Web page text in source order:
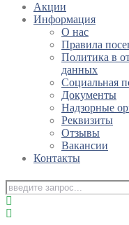
Акции
Информация
О нас
Правила
Политика в
данных
Социальная
Документы
Надзорные
Реквизиты
Отзывы
Вакансии
Контакты